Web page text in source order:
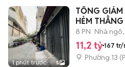
1 phút trước 5
TỔNG GIẢM
HẺM THẲNG
8 PN Nhà ngõ,
11,2 tỷ 167 tr/
Phường 13 (